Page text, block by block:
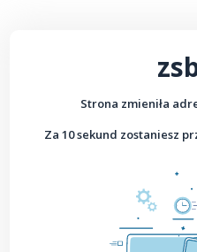
Strona zmieniła
Za 10 sekund zostaniesz